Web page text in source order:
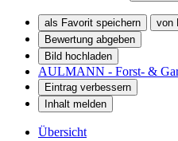
als Favorit speichern
von
Bewertung abgeben
Bild hochladen
AULMANN - Forst- &
Eintrag verbessern
Inhalt melden
Übersicht